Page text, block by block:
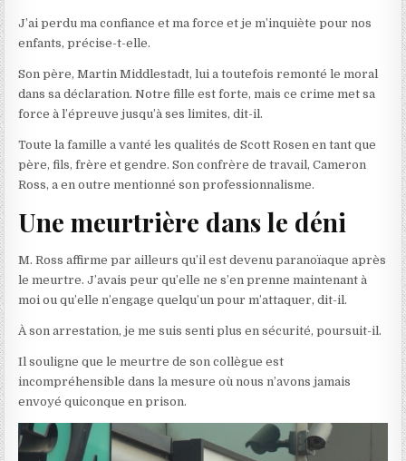
J’ai perdu ma confiance et ma force et je m’inquiète pour nos
enfants, précise-t-elle.
Son père, Martin Middlestadt, lui a toutefois remonté le moral
dans sa déclaration.Notre fille est forte, mais ce crime met sa
force à l’épreuve jusqu’à ses limites, dit-il.
Toute la famille a vanté les qualités de Scott Rosen en tant que
père, fils, frère et gendre. Son confrère de travail, Cameron
Ross, a en outre mentionné son professionnalisme.
Une meurtrière dans le déni
M. Ross affirme par ailleurs qu’il est devenu paranoïaque après
le meurtre.J’avais peur qu’elle ne s’en prenne maintenant à
moi ou qu’elle n’engage quelqu’un pour m’attaquer, dit-il.
À son arrestation, je me suis senti plus en sécurité, poursuit-il.
Il souligne que le meurtre de son collègue est
incompréhensibledans la mesure où nous n’avons jamais
envoyé quiconque en prison.